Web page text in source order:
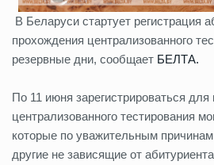
В Беларуси стартует регистрация
прохождения централизованного
резервные дни, сообщает БЕЛТА.
По 11 июня зарегистрироваться
централизованного тестирования
которые по уважительным
другие не зависящие от